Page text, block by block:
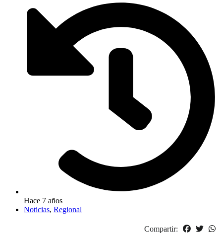
Hace 7 años
Noticias, Regional
Compartir: